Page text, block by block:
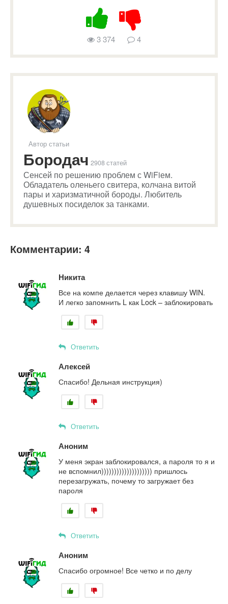
3 374 4
Автор статьи
Бородач 2908 статей
Сенсей по решению проблем с WiFiем.
Обладатель оленьего свитера, колчана витой
пары и харизматичной бороды. Любитель
душевных посиделок за танками.
Комментарии: 4
Никита
Все на компе делается через клавишу WIN.
И легко запомнить L как Lock – заблокировать
Ответить
Алексей
Спасибо! Дельная инструкция)
Ответить
Аноним
У меня экран заблокировался, а пароля то я и
не вспомнил)))))))))))))))))))) пришлось
перезагружать, почему то загружает без
пароля
Ответить
Аноним
Спасибо огромное! Все четко и по делу